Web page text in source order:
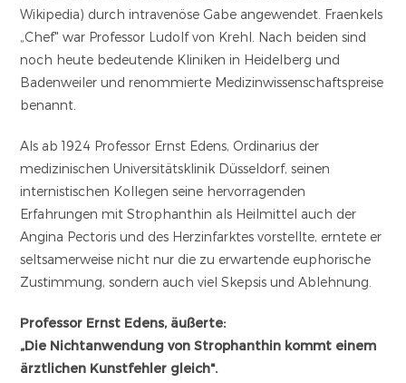
Wikipedia) durch intravenöse Gabe angewendet. Fraenkels
„Chef" war Professor Ludolf von Krehl. Nach beiden sind
noch heute bedeutende Kliniken in Heidelberg und
Badenweiler und renommierte Medizinwissenschaftspreise
benannt.
Als ab 1924 Professor Ernst Edens, Ordinarius der
medizinischen Universitätsklinik Düsseldorf, seinen
internistischen Kollegen seine hervorragenden
Erfahrungen mit Strophanthin als Heilmittel auch der
Angina Pectoris und des Herzinfarktes vorstellte, erntete er
seltsamerweise nicht nur die zu erwartende euphorische
Zustimmung, sondern auch viel Skepsis und Ablehnung.
Professor Ernst Edens, äußerte:
„Die Nichtanwendung von Strophanthin kommt einem
ärztlichen Kunstfehler gleich".